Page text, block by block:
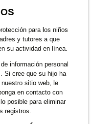
para los niños
y tutores a que
su actividad en línea.
información personal
Si cree que su hijo ha
sitio web, le
en contacto con
posible para eliminar
registros.